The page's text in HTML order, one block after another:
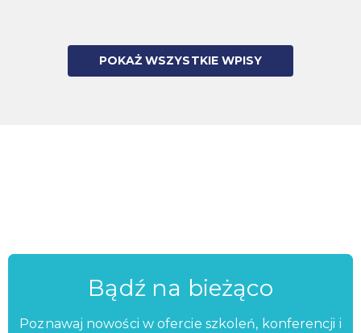
POKAŻ WSZYSTKIE WPISY
Bądź na bieżąco
Poznawaj nowości w ofercie szkoleń, konferencji i